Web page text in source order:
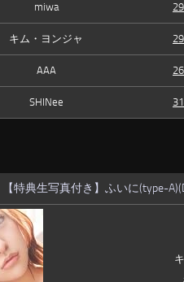
miwa
キム・ヨンジャ
AAA
SHINee
【特典生写真付き】ふいに(type-